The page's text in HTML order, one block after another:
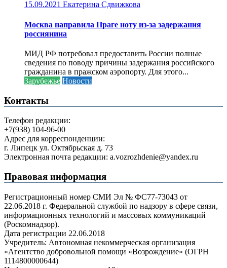
15.09.2021 Екатерина Сдвижкова
Москва направила Праге ноту из-за задержания
россиянина
МИД РФ потребовал предоставить России полные
сведения по поводу причины задержания российского
гражданина в пражском аэропорту. Для этого...
Зарубежье Новости
Контакты
Телефон редакции:
+7(938) 104-96-00
Адрес для корреспонденции:
г. Липецк ул. Октябрьская д. 73
Электронная почта редакции: a.vozrozhdenie@yandex.ru
Правовая информация
Регистрационный номер СМИ Эл № ФС77-73043 от
22.06.2018 г. Федеральной службой по надзору в сфере связи,
информационных технологий и массовых коммуникаций
(Роскомнадзор).
Дата регистрации 22.06.2018
Учредитель: Автономная некоммерческая организация
«Агентство добровольной помощи «Возрождение» (ОГРН
1114800000644)